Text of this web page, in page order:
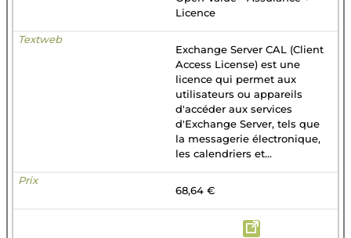
Licence
Exchange Server CAL (Client
Access License) est une
licence qui permet aux
utilisateurs ou appareils
d'accéder aux services
d'Exchange Server, tels que
la messagerie électronique,
les calendriers et...
68,64 €